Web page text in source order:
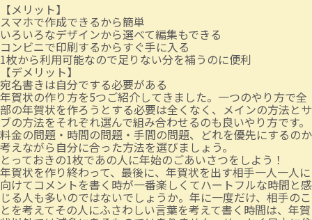
【メリット】
スマホで作成できるから簡単
いろいろなデザインから選べて編集もできる
コンビニで印刷するからすぐ手に入る
1枚から利用可能なので足りない分を補うのに便利
【デメリット】
宛名書きは自分でする必要がある
年賀状の作り方を5つご紹介してきました。一つのやり方で全
部の年賀状を作ろうとする必要は全くなく、メインの方法とサ
ブの方法をそれぞれ選んで組み合わせるのも良いやり方です。
料金の問題・時間の問題・手間の問題、どれを優先にするのか
考えながら自分に合った方法を選びましょう。
とっておきの1枚であの人に年始のごあいさつをしよう！
年賀状を作り終わって、最後に、年賀状を出す相手一人一人に
向けてコメントを書く時が一番楽しくてハートフルな時間と感
じる人も多いのではないでしょうか。年に一度だけ、相手のこ
とを考えてその人にふさわしい言葉を考えて書く時間は、年賀